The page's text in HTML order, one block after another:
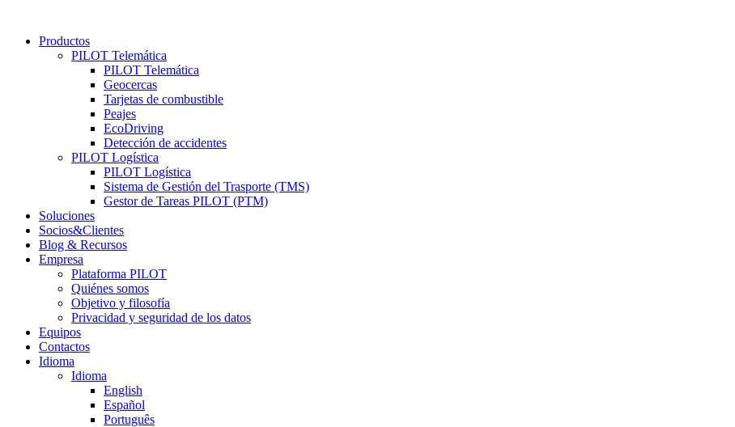
Productos
PILOT Telemática
PILOT Telemática
Geocercas
Tarjetas de combustible
Peajes
EcoDriving
Detección de accidentes
PILOT Logística
PILOT Logística
Sistema de Gestión del Trasporte (TMS)
Gestor de Tareas PILOT (PTM)
Soluciones
Socios&Clientes
Blog & Recursos
Empresa
Plataforma PILOT
Quiénes somos
Objetivo y filosofía
Privacidad y seguridad de los datos
Equipos
Contactos
Idioma
Idioma
English
Español
Português